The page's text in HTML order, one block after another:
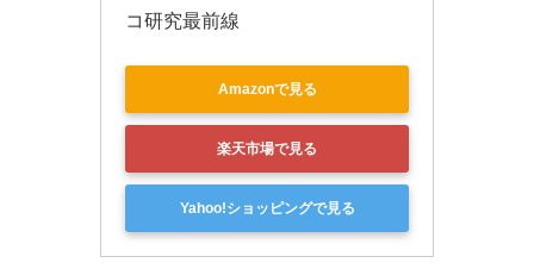
コ研究最前線
Amazonで見る
楽天市場で見る
Yahoo!ショッピングで見る